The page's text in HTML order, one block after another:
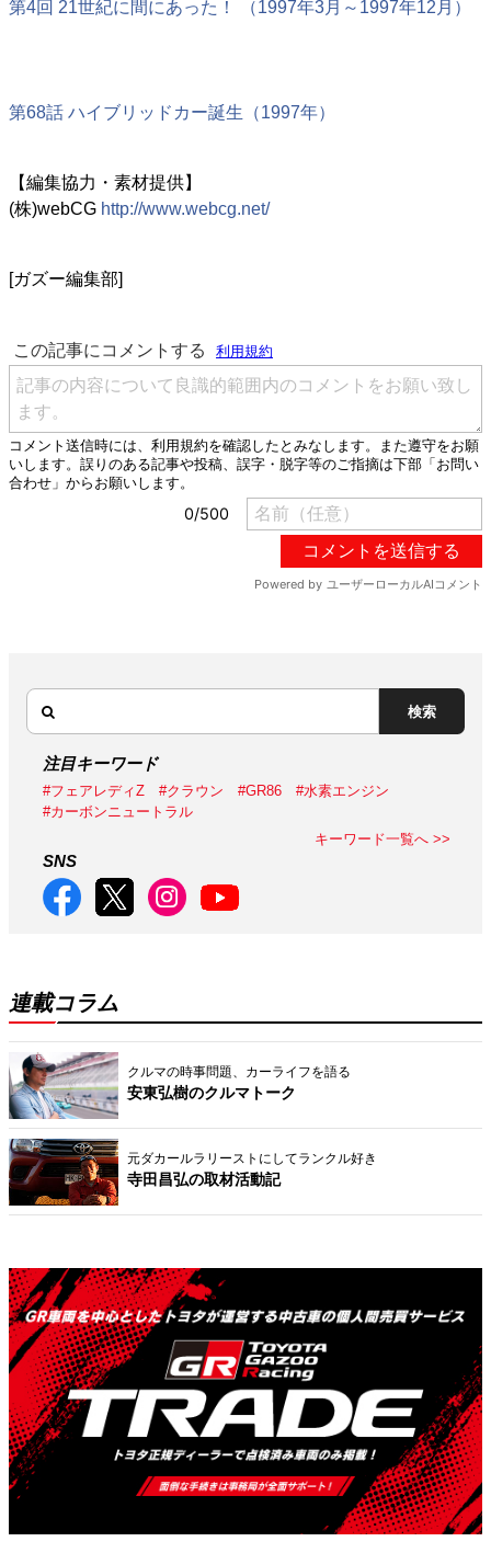
第4回 21世紀に間にあった！ （1997年3月～1997年12月）
第68話 ハイブリッドカー誕生（1997年）
【編集協力・素材提供】
(株)webCG http://www.webcg.net/
[ガズー編集部]
検索
注目キーワード
#フェアレディZ #クラウン #GR86
#水素エンジン
#カーボンニュートラル
キーワード一覧へ >>
SNS
連載コラム
クルマの時事問題、カーライフを語る
安東弘樹のクルマトーク
元ダカールラリーストにしてランクル好き
寺田昌弘の取材活動記